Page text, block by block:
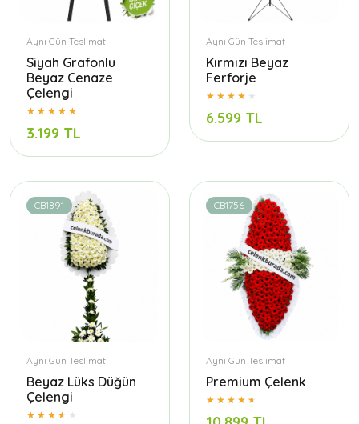
Aynı Gün Teslimat
Siyah Grafonlu
Beyaz Cenaze
Çelengi
3.199 TL
Aynı Gün Teslimat
Kırmızı Beyaz
Ferforje
6.599 TL
CB1891
Aynı Gün Teslimat
Beyaz Lüks Düğün
Çelengi
CB1756
Aynı Gün Teslimat
Premium Çelenk